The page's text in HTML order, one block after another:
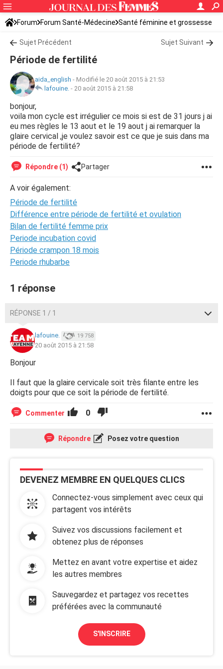
Forum Forum Santé-Médecine Santé féminine et grossesse
Tomber enceinte
Sujet Précédent Sujet Suivant
Période de fertilité
aida_english - Modifié le 20 août 2015 à 21:53
lafouine. - 20 août 2015 à 21:58
bonjour,
voila mon cycle est irrégulier ce mois si est de 31 jours j ai
eu mes règles le 13 aout et le 19 aout j ai remarquer la
glaire cervical ,je voulez savoir est ce que je suis dans ma
période de fertilité?
Répondre (1) Partager
A voir également:
Période de fertilité
Différence entre période de fertilité et ovulation
Bilan de fertilité femme prix
Periode incubation covid
Période crampon 18 mois
Periode rhubarbe
1 réponse
RÉPONSE 1 / 1
lafouine. 19 758
20 août 2015 à 21:58
Bonjour
Il faut que la glaire cervicale soit très filante entre les
doigts pour que ce soit la période de fertilité.
Commenter 0
Répondre Posez votre question
DEVENEZ MEMBRE EN QUELQUES CLICS
Connectez-vous simplement avec ceux qui
partagent vos intérêts
Suivez vos discussions facilement et
obtenez plus de réponses
Mettez en avant votre expertise et aidez
les autres membres
Sauvegardez et partagez vos recettes
préférées avec la communauté
S'INSCRIRE